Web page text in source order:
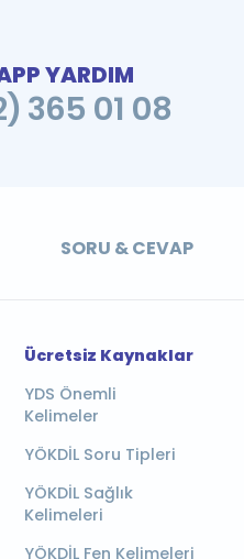
YARDIM
365 01 08
SORU & CEVAP
Ücretsiz Kaynaklar
YDS Önemli
Kelimeler
YÖKDİL Soru Tipleri
YÖKDİL Sağlık
Kelimeleri
YÖKDİL Fen Kelimeleri